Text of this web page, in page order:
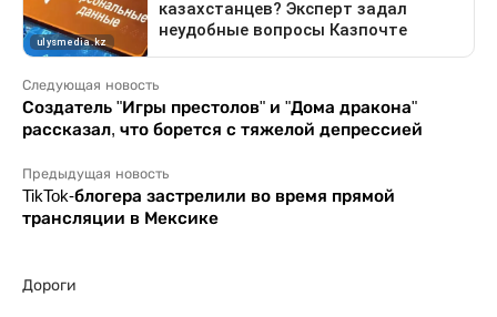
Следующая новость
Создатель "Игры престолов" и "Дома дракона"
рассказал, что борется с тяжелой депрессией
Предыдущая новость
TikTok-блогера застрелили во время прямой
трансляции в Мексике
Дороги